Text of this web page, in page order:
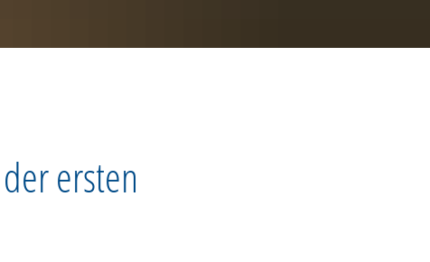
ersten